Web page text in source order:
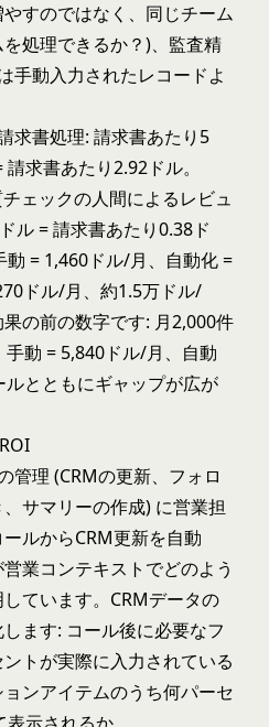
すのではなく、同じチーム
処理できるか？)、監査精
手動入力されたレコードよ
求書処理: 請求書あたり5
求書あたり2.92ドル。
ェックの人間によるレビュ
ル = 請求書あたり0.38ド
= 1,460ドル/月、自動化 =
ドル/月、約1.5万ドル/
の前の数字です: 月2,000件
動 = 5,840ドル/月、自動
とともにギャップが広が
管理 (CRMの更新、フォロ
サマリーの作成) に営業担
ールからCRM更新を自動
業コンテキストでどのよう
ています。CRMデータの
ます: コール後に必要なフ
トが実際に入力されている
ンアイテムのうち何パーセ